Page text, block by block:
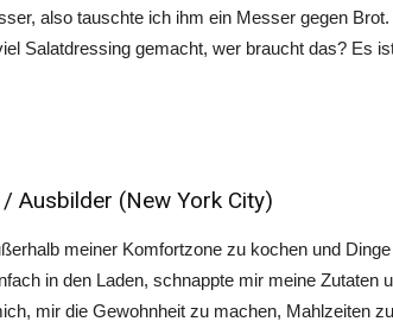
also tauschte ich ihm ein Messer gegen
Salatdressing gemacht, wer braucht das? Es
Ausbilder (New York City)
meiner Komfortzone zu kochen und
in den Laden, schnappte mir meine Zutaten
mir die Gewohnheit zu machen, Mahlzeiten